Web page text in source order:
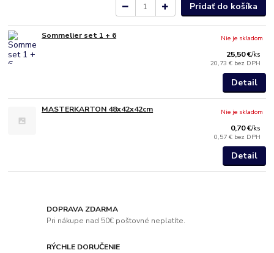
Pridať do košíka
Sommelier set 1 + 6
25,50 €/ks
20,73 € bez DPH
Nie je skladom
Detail
MASTERKARTON 48x42x42cm
0,70 €/ks
0,57 € bez DPH
Nie je skladom
Detail
DOPRAVA ZDARMA
Pri nákupe nad 50€ poštovné neplatíte.
RÝCHLE DORUČENIE